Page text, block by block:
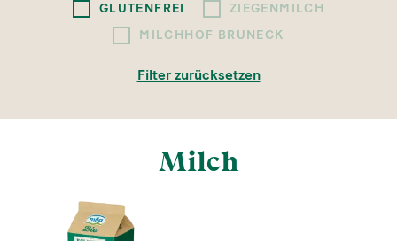
GLUTENFREI
ZIEGENMILCH
MILCHHOF BRUNECK
Filter zurücksetzen
Milch